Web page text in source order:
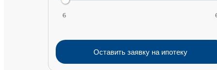
6
Оставить заявку на ипотеку